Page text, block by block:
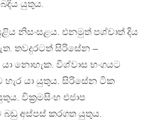
යුතුය.
නිසංසළය. එනමුත් පශ්චාත් දිය
තවදුරටත් සිරිසේන –
නොහැක. විශ්වාස භංගයට
යා යුතුය. සිරිසේන ටික
වික්‍රමසිංහ එජාප
බඩු අස්පස් කරගත යුතුය.